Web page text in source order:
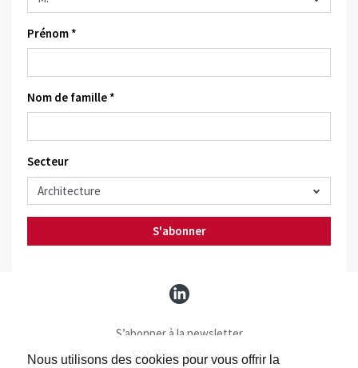
Nous utilisons des cookies pour vous offrir la
Prénom *
Nom de famille *
Secteur
S'abonner
S’abonner à la newsletter
S’abonner Batimag